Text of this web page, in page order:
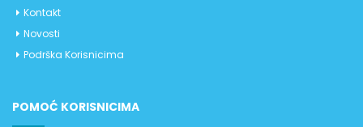
Kontakt
Novosti
Podrška Korisnicima
POMOĆ KORISNICIMA